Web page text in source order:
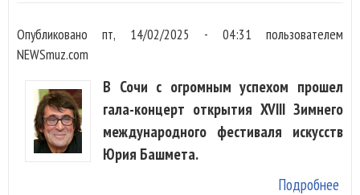
Опубликованопт, 14/02/2025 - 04:31 пользователем
NEWSmuz.com
В Сочи с огромным успехом прошел
гала-концерт открытия XVIII Зимнего
международного фестиваля искусств
Юрия Башмета.
Подробнее